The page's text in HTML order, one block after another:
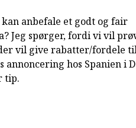
anbefale et godt og fair
Jeg spørger, fordi vi vil
vil give rabatter/fordele
annoncering hos Spanien i
tip.